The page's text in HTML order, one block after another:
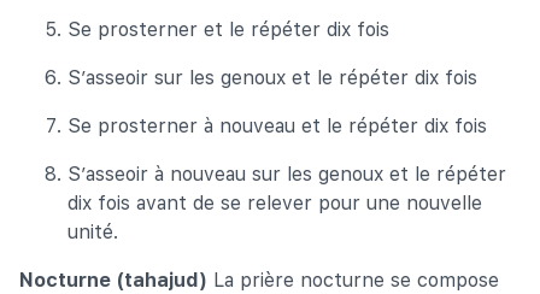
Se prosterner et le répéter dix fois
S’asseoir sur les genoux et le répéter dix fois
Se prosterner à nouveau et le répéter dix fois
S’asseoir à nouveau sur les genoux et le répéter
dix fois avant de se relever pour une nouvelle
unité.
Nocturne (tahajud) La prière nocturne se compose